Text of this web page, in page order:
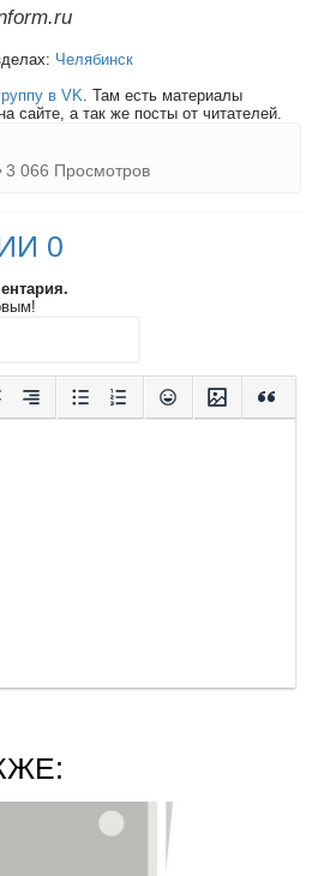
Челябинск
в VK. Там есть материалы
сайте, а так же посты от читателей.
3 066 Просмотров
0